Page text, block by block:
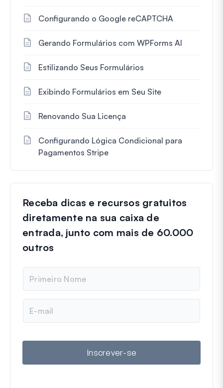
Configurando o Google reCAPTCHA
Gerando Formulários com WPForms AI
Estilizando Seus Formulários
Exibindo Formulários em Seu Site
Renovando Sua Licença
Configurando Lógica Condicional para
Pagamentos Stripe
Receba dicas e recursos gratuitos
diretamente na sua caixa de
entrada, junto com mais de 60.000
outros
m
e
m
i
Inscrever-se